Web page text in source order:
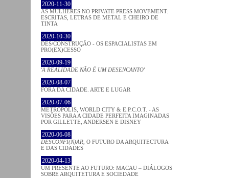
2020-11-30
AS MULHERES NO PRIVATE PRESS MOVEMENT:
ESCRITAS, LETRAS DE METAL E CHEIRO DE
TINTA
2020-10-30
DES/CONSTRUÇÃO - OS ESPACIALISTAS EM
PRO(EX)CESSO
2020-09-19
'A REALIDADE NÃO É UM DESENCANTO'
2020-08-07
FORA DA CIDADE. ARTE E LUGAR
2020-07-06
METROPOLIS, WORLD CITY & E.P.C.O.T. - AS
VISÕES PARA A CIDADE PERFEITA IMAGINADAS
POR GILLETTE, ANDERSEN E DISNEY
2020-06-08
DESCONFI(N)AR , O FUTURO DA ARQUITECTURA
E DAS CIDADES
2020-04-13
UM PRESENTE AO FUTURO: MACAU – DIÁLOGOS
SOBRE ARQUITETURA E SOCIEDADE